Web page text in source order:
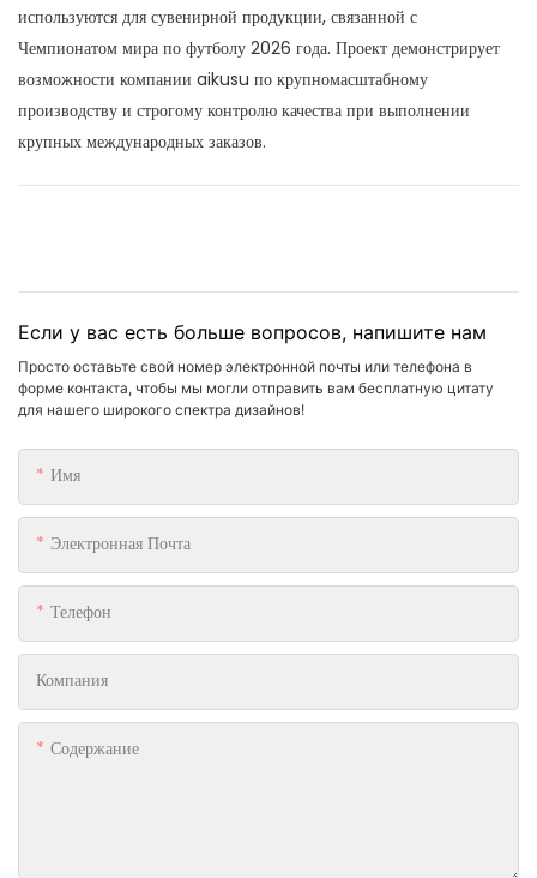
используются для сувенирной продукции, связанной с
Чемпионатом мира по футболу 2026 года. Проект демонстрирует
возможности компании aikusu по крупномасштабному
производству и строгому контролю качества при выполнении
крупных международных заказов.
Если у вас есть больше вопросов, напишите нам
Просто оставьте свой номер электронной почты или телефона в
форме контакта, чтобы мы могли отправить вам бесплатную цитату
для нашего широкого спектра дизайнов!
Имя
Электронная Почта
Телефон
Компания
Содержание